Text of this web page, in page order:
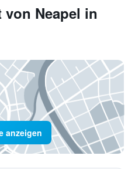
Neapel in
anzeigen